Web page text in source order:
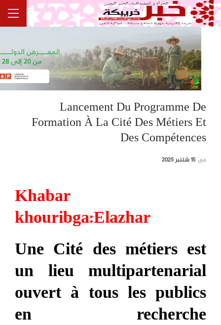
Lancement Du Programme De
Formation À La Cité Des Métiers Et
Des Compétences
في 15 شتنبر 2025
Khabar
khouribga:Elazhar
Une Cité des métiers est
un lieu multipartenarial
ouvert à tous les publics
en recherche